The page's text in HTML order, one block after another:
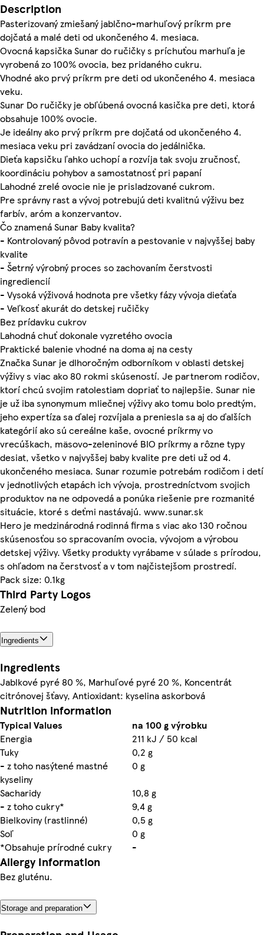
Description
Pasterizovaný zmiešaný jablčno-marhuľový príkrm pre
dojčatá a malé deti od ukončeného 4. mesiaca.
Ovocná kapsička Sunar do ručičky s príchuťou marhuľa je
vyrobená zo 100% ovocia, bez pridaného cukru.
Vhodné ako prvý príkrm pre deti od ukončeného 4. mesiaca
veku.
Sunar Do ručičky je obľúbená ovocná kasička pre deti, ktorá
obsahuje 100% ovocie.
Je ideálny ako prvý príkrm pre dojčatá od ukončeného 4.
mesiaca veku pri zavádzaní ovocia do jedálnička.
Dieťa kapsičku ľahko uchopí a rozvíja tak svoju zručnosť,
koordináciu pohybov a samostatnosť pri papaní
Lahodné zrelé ovocie nie je prisladzované cukrom.
Pre správny rast a vývoj potrebujú deti kvalitnú výživu bez
farbív, aróm a konzervantov.
Čo znamená Sunar Baby kvalita?
- Kontrolovaný pôvod potravín a pestovanie v najvyššej baby
kvalite
- Šetrný výrobný proces so zachovaním čerstvosti
ingrediencií
- Vysoká výživová hodnota pre všetky fázy vývoja dieťaťa
- Veľkosť akurát do detskej ručičky
Bez prídavku cukrov
Lahodná chuť dokonale vyzretého ovocia
Praktické balenie vhodné na doma aj na cesty
Značka Sunar je dlhoročným odborníkom v oblasti detskej
výživy s viac ako 80 rokmi skúseností. Je partnerom rodičov,
ktorí chcú svojim ratolestiam dopriať to najlepšie. Sunar nie
je už iba synonymum mliečnej výživy ako tomu bolo predtým,
jeho expertíza sa ďalej rozvíjala a preniesla sa aj do ďalších
kategórií ako sú cereálne kaše, ovocné príkrmy vo
vrecúškach, mäsovo-zeleninové BIO príkrmy a rôzne typy
desiat, všetko v najvyššej baby kvalite pre deti už od 4.
ukončeného mesiaca. Sunar rozumie potrebám rodičom i detí
v jednotlivých etapách ich vývoja, prostredníctvom svojich
produktov na ne odpovedá a ponúka riešenie pre rozmanité
situácie, ktoré s deťmi nastávajú. www.sunar.sk
Hero je medzinárodná rodinná firma s viac ako 130 ročnou
skúsenosťou so spracovaním ovocia, vývojom a výrobou
detskej výživy. Všetky produkty vyrábame v súlade s prírodou,
s ohľadom na čerstvosť a v tom najčistejšom prostredí.
Pack size: 0.1kg
Third Party Logos
Zelený bod
Ingredients
Ingredients
Jablkové pyré 80 %, Marhuľové pyré 20 %, Koncentrát
citrónovej šťavy, Antioxidant: kyselina askorbová
Nutrition information
Typical Values
na 100 g výrobku
Energia
211 kJ / 50 kcal
Tuky
0,2 g
- z toho nasýtené mastné
kyseliny
0 g
Sacharidy
10,8 g
- z toho cukry*
9,4 g
Bielkoviny (rastlinné)
0,5 g
Soľ
0 g
*Obsahuje prírodné cukry
-
Allergy Information
Bez gluténu.
Storage and preparation